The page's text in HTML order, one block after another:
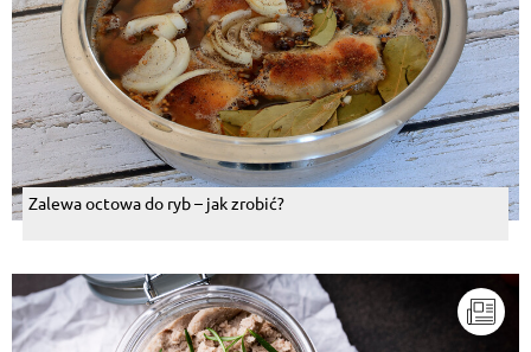
Zalewa octowa do ryb – jak zrobić?